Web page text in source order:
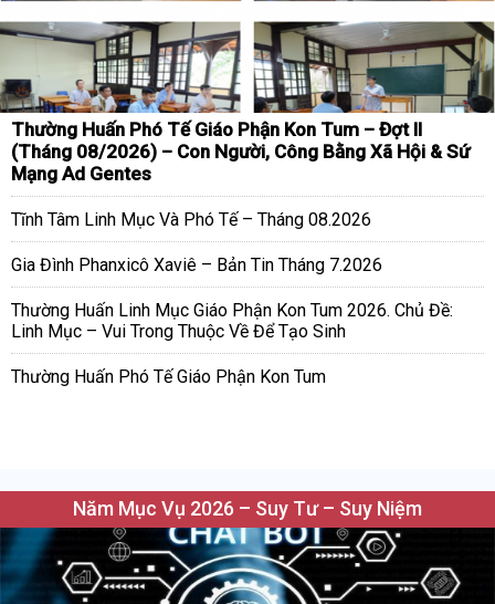
Thường Huấn Phó Tế Giáo Phận Kon Tum – Đợt II
(Tháng 08/2026) – Con Người, Công Bằng Xã Hội & Sứ
Mạng Ad Gentes
Tĩnh Tâm Linh Mục Và Phó Tế – Tháng 08.2026
Gia Đình Phanxicô Xaviê – Bản Tin Tháng 7.2026
Thường Huấn Linh Mục Giáo Phận Kon Tum 2026. Chủ Đề:
Linh Mục – Vui Trong Thuộc Về Để Tạo Sinh
Thường Huấn Phó Tế Giáo Phận Kon Tum
Năm Mục Vụ 2026 – Suy Tư – Suy Niệm